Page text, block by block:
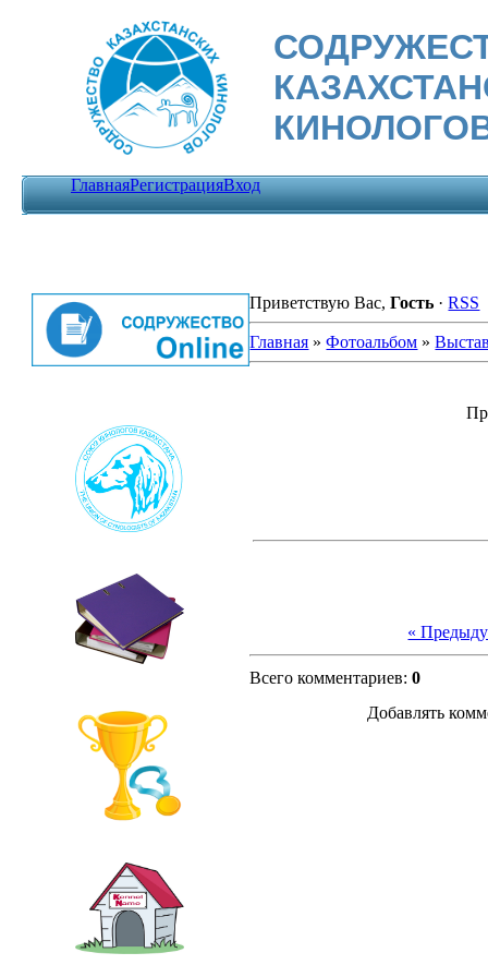
ГлавнаяРегистрацияВход
Приветствую Вас,Гость ·RSS
Главная »Фотоальбом »
«
Всего комментариев:0
Добавлять